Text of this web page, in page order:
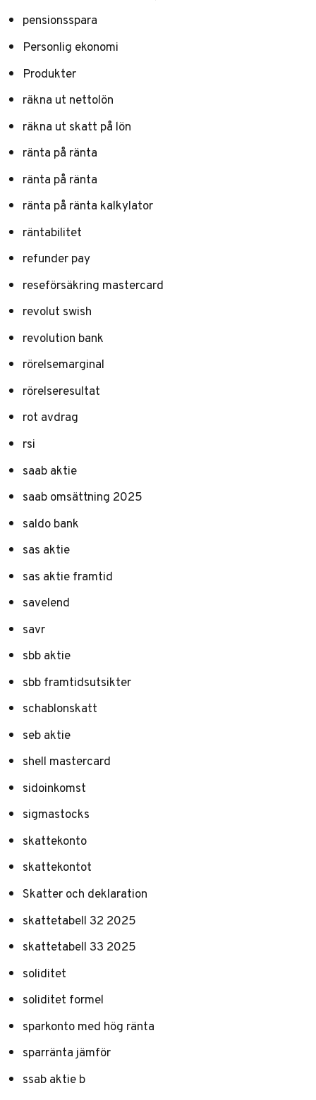
pensionsspara
Personlig ekonomi
Produkter
räkna ut nettolön
räkna ut skatt på lön
ränta på ränta
ränta på ränta
ränta på ränta kalkylator
räntabilitet
refunder pay
reseförsäkring mastercard
revolut swish
revolution bank
rörelsemarginal
rörelseresultat
rot avdrag
rsi
saab aktie
saab omsättning 2025
saldo bank
sas aktie
sas aktie framtid
savelend
savr
sbb aktie
sbb framtidsutsikter
schablonskatt
seb aktie
shell mastercard
sidoinkomst
sigmastocks
skattekonto
skattekontot
Skatter och deklaration
skattetabell 32 2025
skattetabell 33 2025
soliditet
soliditet formel
sparkonto med hög ränta
sparränta jämför
ssab aktie b